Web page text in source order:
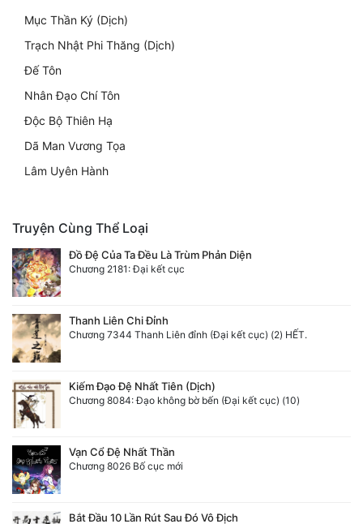
Mục Thần Ký (Dịch)
Trạch Nhật Phi Thăng (Dịch)
Đế Tôn
Nhân Đạo Chí Tôn
Độc Bộ Thiên Hạ
Dã Man Vương Tọa
Lâm Uyên Hành
Truyện Cùng Thể Loại
Đồ Đệ Của Ta Đều Là Trùm Phản Diện
Chương 2181: Đại kết cục
Thanh Liên Chi Đỉnh
Chương 7344 Thanh Liên đỉnh (Đại kết cục) (2) HẾT.
Kiếm Đạo Đệ Nhất Tiên (Dịch)
Chương 8084: Đạo không bờ bến (Đại kết cục) (10)
Vạn Cổ Đệ Nhất Thần
Chương 8026 Bố cục mới
Bắt Đầu 10 Lần Rút Sau Đó Vô Địch